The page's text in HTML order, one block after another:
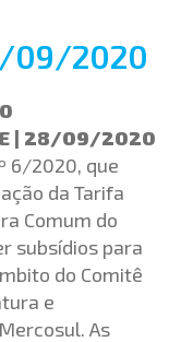
09/2020
| 28/09/2020
6/2020, que
da Tarifa
Comum do
subsídios para
do Comitê
e
As